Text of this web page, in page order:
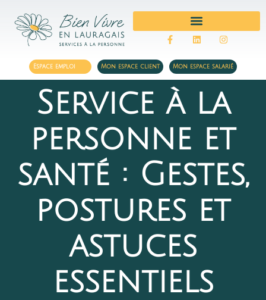
Espace emploi Mon espace client Mon espace salarié
Service à la
personne et
santé : Gestes,
postures et
astuces
essentiels